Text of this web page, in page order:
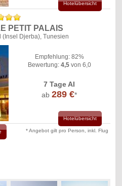
Hotelübersicht
PETIT PALAIS
(Insel Djerba), Tunesien
Empfehlung: 82%
Bewertung: 4,5von 6,0
7 Tage AI
ab289 €*
Hotelübersicht
* Angebot gilt pro Person, inkl. Flug